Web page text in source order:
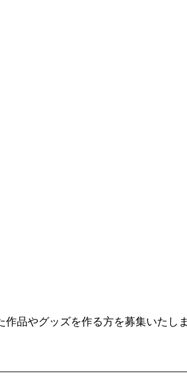
作品やグッズを作る方を募集いたし